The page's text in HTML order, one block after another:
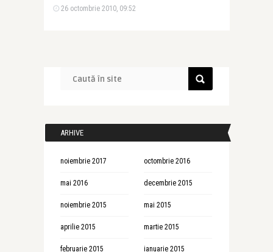
26 octombrie 2010, 09:52
ARHIVE
noiembrie 2017 octombrie 2016
mai 2016 decembrie 2015
noiembrie 2015 mai 2015
aprilie 2015 martie 2015
februarie 2015 ianuarie 2015